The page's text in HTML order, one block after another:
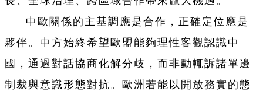
中歐關係的主基調應是合作，正確定位應是
夥伴。中方始終希望歐盟能夠理性客觀認識中
國，通過對話協商化解分歧，而非動輒訴諸單邊
制裁與意識形態對抗。歐洲若能以開放務實的態